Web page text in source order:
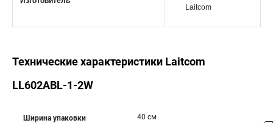
Laitcom
Технические характеристики Laitcom
LL602ABL-1-2W
Ширина упаковки 40 см